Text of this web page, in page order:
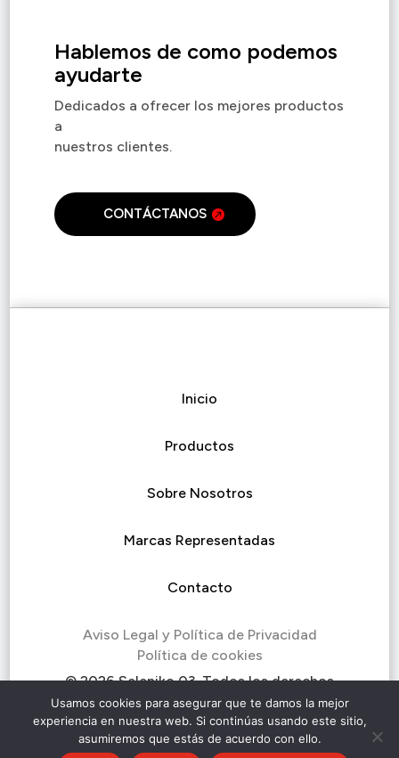
Hablemos de como podemos
ayudarte
Dedicados a ofrecer los mejores productos
a
nuestros clientes.
CONTÁCTANOS
Inicio
Productos
Sobre Nosotros
Marcas Representadas
Contacto
Aviso Legal y Política de Privacidad
Política de cookies
© 2026 Seleniko 03. Todos los derechos
reservados.
Usamos cookies para asegurar que te damos la mejor
experiencia en nuestra web. Si continúas usando este sitio,
asumiremos que estás de acuerdo con ello.